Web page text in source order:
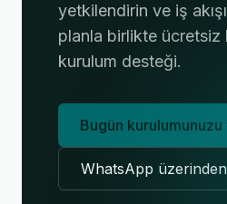
yetkilendirin ve iş
planla birlikte ücretsiz
kurulum desteği.
Bugün kurulumunuzu
WhatsApp